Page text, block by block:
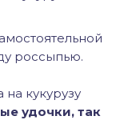
россыпью.
на кукурузу
удочки, так